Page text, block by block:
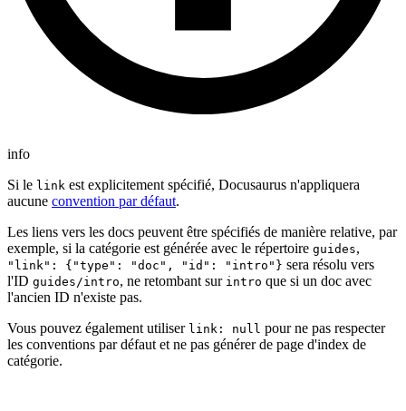
info
Si le link est explicitement spécifié, Docusaurus n'appliquera
aucune convention par défaut.
Les liens vers les docs peuvent être spécifiés de manière relative, par
exemple, si la catégorie est générée avec le répertoire guides,
"link": {"type": "doc", "id": "intro"} sera résolu vers
l'ID guides/intro, ne retombant sur intro que si un doc avec
l'ancien ID n'existe pas.
Vous pouvez également utiliser link: null pour ne pas respecter
les conventions par défaut et ne pas générer de page d'index de
catégorie.